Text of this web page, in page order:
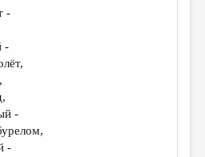
-
-
-
-